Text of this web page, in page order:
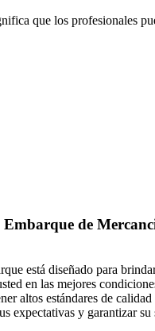
que los profesionales
Embarque de
está diseñado para
en las mejores
altos estándares de
expectativas y garantizar su